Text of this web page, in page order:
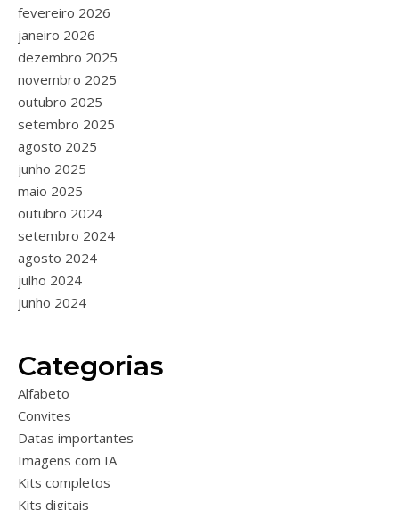
fevereiro 2026
janeiro 2026
dezembro 2025
novembro 2025
outubro 2025
setembro 2025
agosto 2025
junho 2025
maio 2025
outubro 2024
setembro 2024
agosto 2024
julho 2024
junho 2024
Categorias
Alfabeto
Convites
Datas importantes
Imagens com IA
Kits completos
Kits digitais